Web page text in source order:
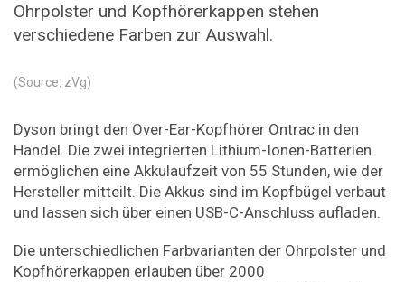
Ohrpolster und Kopfhörerkappen stehen
verschiedene Farben zur Auswahl.
(Source: zVg)
Dyson bringt den Over-Ear-Kopfhörer Ontrac in den
Handel. Die zwei integrierten Lithium-Ionen-Batterien
ermöglichen eine Akkulaufzeit von 55 Stunden, wie der
Hersteller mitteilt. Die Akkus sind im Kopfbügel verbaut
und lassen sich über einen USB-C-Anschluss aufladen.
Die unterschiedlichen Farbvarianten der Ohrpolster und
Kopfhörerkappen erlauben über 2000